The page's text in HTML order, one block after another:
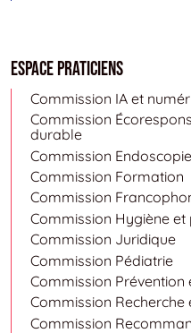
Espace Praticiens
Commission IA et
Commission
durable
Commission
Commission Formation
Commission
Commission Hygiène
Commission Juridique
Commission Pédiatrie
Commission
Commission Recherche
Commission